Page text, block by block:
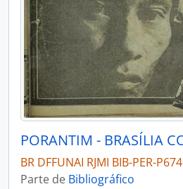
BR DFFUNAI RJMI BIB-PER-P674
Parte de Bibliográfico